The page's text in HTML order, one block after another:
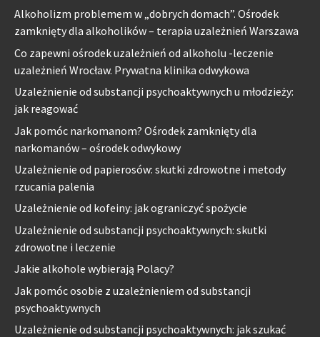
Alkoholizm problemem w „dobrych domach”. Ośrodek
zamknięty dla alkoholików – terapia uzależnień Warszawa
Co zapewni ośrodek uzależnień od alkoholu -leczenie
uzależnień Wrocław. Prywatna klinika odwykowa
Uzależnienie od substancji psychoaktywnych u młodzieży:
jak reagować
Jak pomóc narkomanom? Ośrodek zamknięty dla
narkomanów – ośrodek odwykowy
Uzależnienie od papierosów: skutki zdrowotne i metody
rzucania palenia
Uzależnienie od kofeiny: jak ograniczyć spożycie
Uzależnienie od substancji psychoaktywnych: skutki
zdrowotne i leczenie
Jakie alkohole wybierają Polacy?
Jak pomóc osobie z uzależnieniem od substancji
psychoaktywnych
Uzależnienie od substancji psychoaktywnych: jak szukać